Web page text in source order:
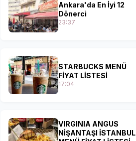
Ankara'da En İyi 12
Dönerci
23:37
STARBUCKS MENÜ
FİYAT LİSTESİ
17:04
VIRGINIA ANGUS
NİŞANTAŞI İSTANBUL